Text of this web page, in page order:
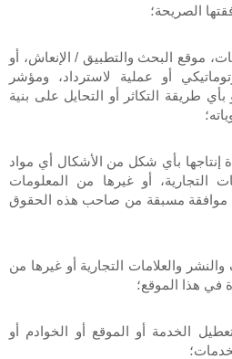
الصريحة؛
موقع البحث والتطبيق / الإنعاش، أو
أو عملية لاسترداد، ومؤشر
بأي طريقة التكاثر أو التحايل على بنية
إنتاجها بأي شكل من الأشكال أي مواد
التجارية، أو غيرها من المعلومات
مسبقة من صاحب هذه الحقوق
والعلامات التجارية أو غيرها من
في هذا الموقع؛
الخدمة أو الموقع أو الخوادم أو